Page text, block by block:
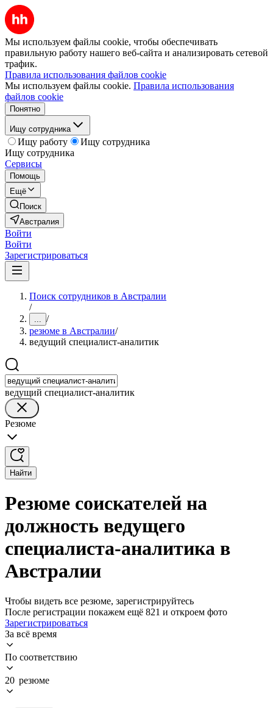
Мы используем файлы cookie, чтобы обеспечивать
правильную работу нашего веб-сайта и анализировать сетевой
трафик.
Правила использования файлов cookie
Мы используем файлы cookie. Правила использования
файлов cookie
Понятно
Ищу сотрудника
Ищу работу
Ищу сотрудника
Ищу сотрудника
Сервисы
Помощь
Ещё
Поиск
Австралия
Войти
Войти
Зарегистрироваться
Поиск сотрудников в Австралии
/
... /
резюме в Австралии/
ведущий специалист-аналитик
ведущий специалист-аналитик
Резюме
Найти
Резюме соискателей на
должность ведущего
специалиста-аналитика в
Австралии
Чтобы видеть все резюме, зарегистрируйтесь
После регистрации покажем ещё 821 и откроем фото
Зарегистрироваться
За всё время
По соответствию
20 резюме